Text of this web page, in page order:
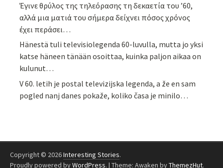
Έγινε θρύλος της τηλεόρασης τη δεκαετία του ’60,
αλλά μια ματιά του σήμερα δείχνει πόσος χρόνος
έχει περάσει…
Hänestä tuli televisiolegenda 60-luvulla, mutta jo yksi
katse häneen tänään osoittaa, kuinka paljon aikaa on
kulunut…
V 60. letih je postal televizijska legenda, a že en sam
pogled nanj danes pokaže, koliko časa je minilo…
Copyright © 2026Interesting Stories.
Proudly powered byWordPress. | Theme: Awaken byThemezHut.